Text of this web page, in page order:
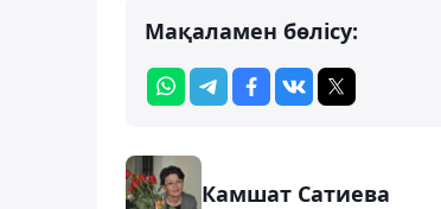
Мақаламен бөлісу:
Камшат Сатиева